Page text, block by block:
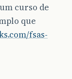
curso de
que
fsas-